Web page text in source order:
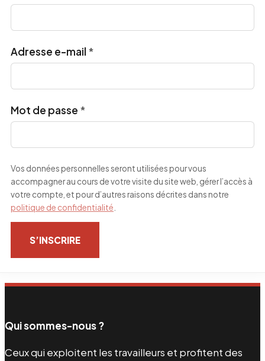
Adresse e-mail *
Mot de passe *
Vos données personnelles seront utilisées pour vous
accompagner au cours de votre visite du site web, gérer l’accès à
votre compte, et pour d’autres raisons décrites dans notre
politique de confidentialité
S’INSCRIRE
Qui sommes-nous ?
Ceux qui exploitent les travailleurs et profitent des